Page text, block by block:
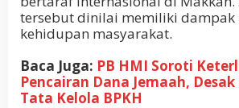
tersebut dinilai memiliki dampak
kehidupan masyarakat.
Baca Juga: PB HMI Soroti
Pencairan Dana Jemaah,
Tata Kelola BPKH